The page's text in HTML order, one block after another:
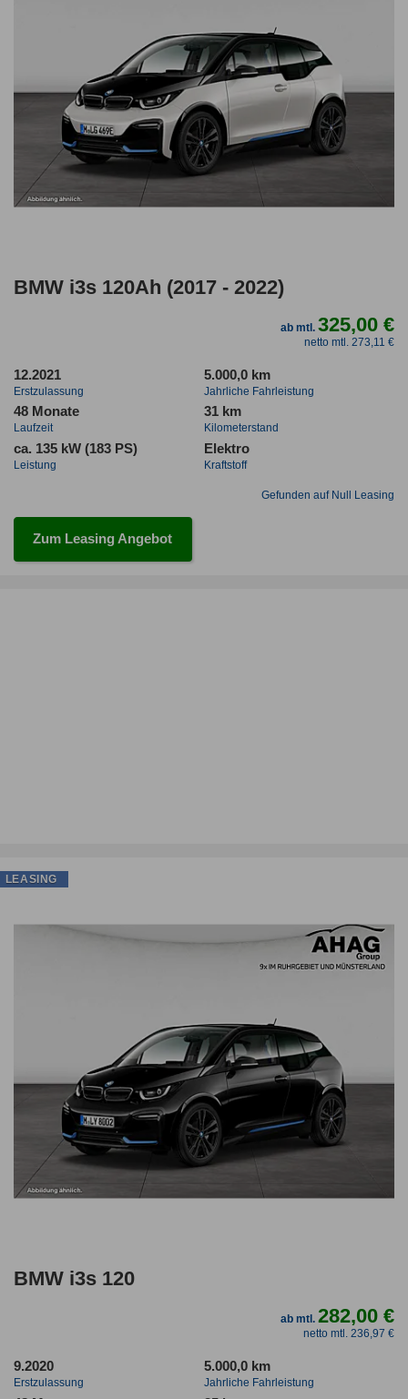
BMW i3s 120Ah (2017 - 2022)
ab mtl.325,00 €
netto mtl. 273,11 €
12.2021
Erstzulassung
5.000,0 km
Jahrliche Fahrleistung
48 Monate
Laufzeit
31 km
Kilometerstand
ca. 135 kW (183 PS)
Leistung
Elektro
Kraftstoff
Gefunden auf Null Leasing
Zum Leasing Angebot
BMW i3s 120
ab mtl.282,00 €
netto mtl. 236,97 €
9.2020
Erstzulassung
5.000,0 km
Jahrliche Fahrleistung
LEASING